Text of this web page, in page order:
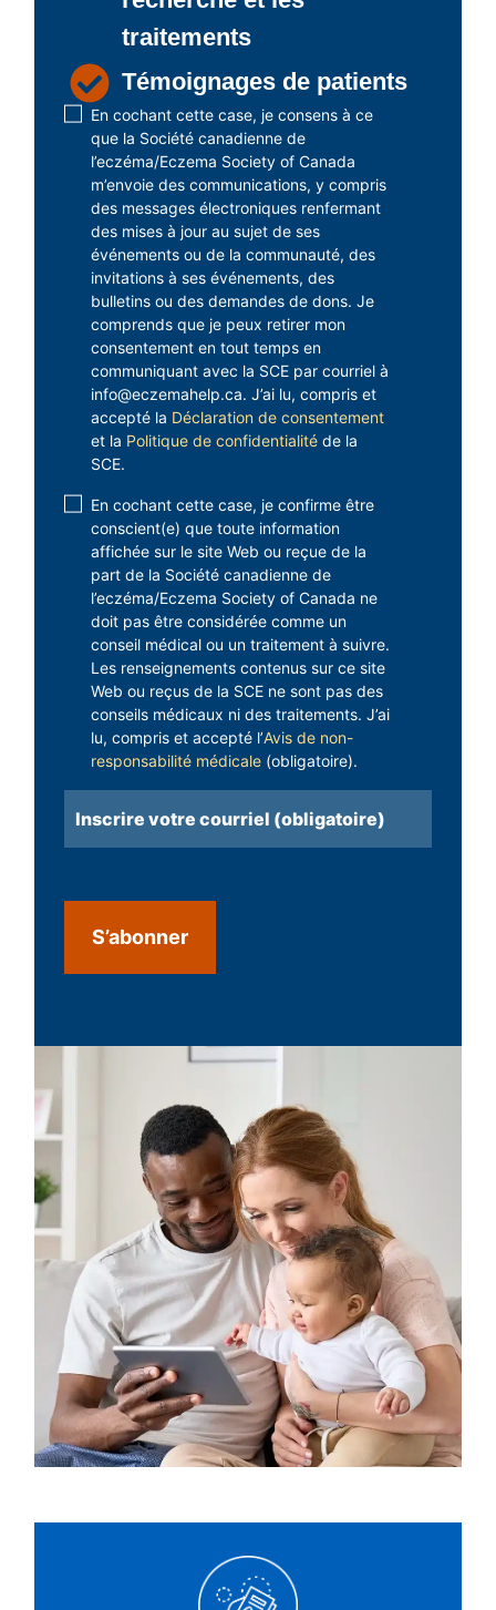
traitements
Témoignages de patients
Disclaimer
(obligatoire)
En cochant cette case, je consens à ce
que la Société canadienne de
l’eczéma/Eczema Society of Canada
m’envoie des communications, y compris
des messages électroniques renfermant
des mises à jour au sujet de ses
événements ou de la communauté, des
invitations à ses événements, des
bulletins ou des demandes de dons. Je
comprends que je peux retirer mon
consentement en tout temps en
communiquant avec la SCE par courriel à
info@eczemahelp.ca. J’ai lu, compris et
accepté la Déclaration de consentement
et la Politique de confidentialité de la
SCE.
Disclaimer
(obligatoire)
En cochant cette case, je confirme être
conscient(e) que toute information
affichée sur le site Web ou reçue de la
part de la Société canadienne de
l’eczéma/Eczema Society of Canada ne
doit pas être considérée comme un
conseil médical ou un traitement à suivre.
Les renseignements contenus sur ce site
Web ou reçus de la SCE ne sont pas des
conseils médicaux ni des traitements. J’ai
lu, compris et accepté l’Avis de non-
responsabilité médicale (obligatoire).